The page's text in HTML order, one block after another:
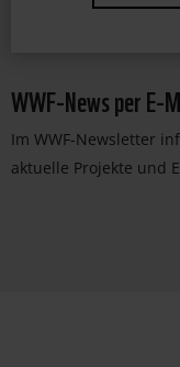
WWF-News per E-
Im WWF-Newsletter
aktuelle Projekte und